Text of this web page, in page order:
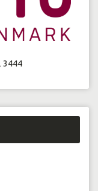
3444